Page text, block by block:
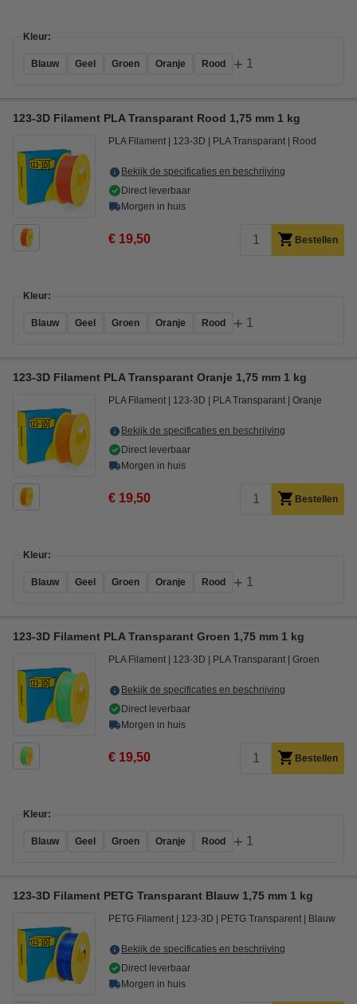
Kleur:
Blauw Geel Groen Oranje Rood + 1
123-3D Filament PLA Transparant Rood 1,75 mm 1 kg
PLA Filament 123-3D PLA Transparant Rood
Bekijk de specificaties en beschrijving
Direct leverbaar
Morgen in huis
€ 19,50 Bestellen
Kleur:
Blauw Geel Groen Oranje Rood + 1
123-3D Filament PLA Transparant Oranje 1,75 mm 1 kg
PLA Filament 123-3D PLA Transparant Oranje
Bekijk de specificaties en beschrijving
Direct leverbaar
Morgen in huis
€ 19,50 Bestellen
Kleur:
Blauw Geel Groen Oranje Rood + 1
123-3D Filament PLA Transparant Groen 1,75 mm 1 kg
PLA Filament 123-3D PLA Transparant Groen
Bekijk de specificaties en beschrijving
Direct leverbaar
Morgen in huis
€ 19,50 Bestellen
Kleur:
Blauw Geel Groen Oranje Rood + 1
123-3D Filament PETG Transparant Blauw 1,75 mm 1 kg
PETG Filament 123-3D PETG Transparent Blauw
Bekijk de specificaties en beschrijving
Direct leverbaar
Morgen in huis